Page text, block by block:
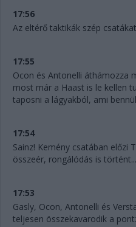
17:56
Az eltérő taktikák szép
17:55
Ocon és Antonelli áthámozza
most már a Haast is le kellen
taposni a lágyakból, ami
17:54
Sainz! Kemény csatában előzi
összeér, rongálódás is történt...
17:53
Gasly, Ocon, Antonelli és
teljesen összekavarodik a